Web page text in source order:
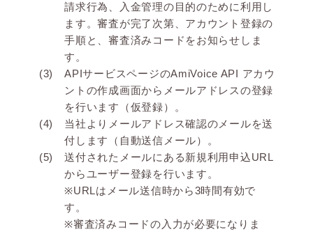
請求行為、入金管理の目的のために利用し
ます。審査が完了次第、アカウント登録の
手順と、審査済みコードをお知らせしま
す。
APIサービスページのAmiVoice API アカウ
ントの作成画面からメールアドレスの登録
を行います（仮登録）。
当社よりメールアドレス確認のメールを送
付します（自動送信メール）。
送付されたメールにある新規利用申込URL
からユーザー登録を行います。
※URLはメール送信時から3時間有効で
す。
※審査済みコードの入力が必要になりま